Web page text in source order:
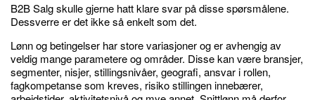
B2B Salg skulle gjerne hatt klare svar på disse spørsmålene.
Dessverre er det ikke så enkelt som det.
Lønn og betingelser har store variasjoner og er avhengig av
veldig mange parametere og områder. Disse kan være bransjer,
segmenter, nisjer, stillingsnivåer, geografi, ansvar i rollen,
fagkompetanse som kreves, risiko stillingen innebærer,